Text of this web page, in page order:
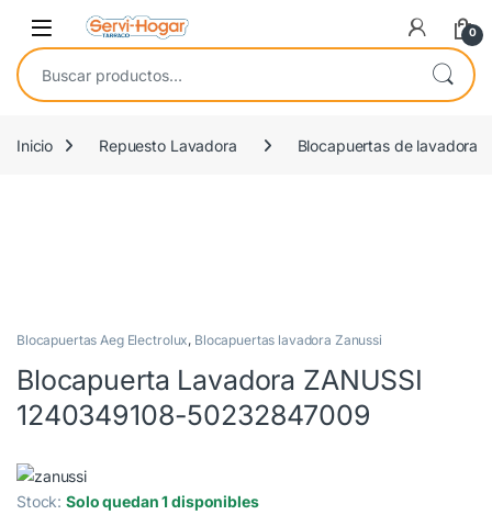
Saltar a navegación
saltar al contenido
Open 0
Buscar por:
Inicio Repuesto Lavadora Blocapuertas de lavadora
Blocapuertas Aeg Electrolux, Blocapuertas lavadora Zanussi
Blocapuerta Lavadora ZANUSSI
1240349108-50232847009
Stock:Solo quedan 1 disponibles